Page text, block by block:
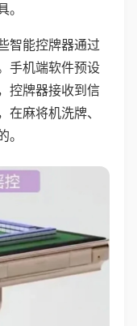
智能控牌器通过
手机端软件预设
控牌器接收到信
麻将机洗牌、